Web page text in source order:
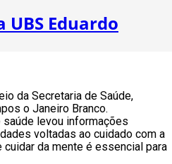
UBS Eduardo
da Secretaria de Saúde,
o Janeiro Branco.
levou informações
voltadas ao cuidado com a
da mente é essencial para